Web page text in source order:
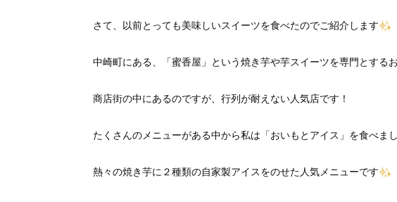
さて、以前とっても美味しいスイーツを食べたのでご紹介します
中崎町にある、「蜜香屋」という焼き芋や芋スイーツを専門とする
商店街の中にあるのですが、行列が耐えない人気店です！
たくさんのメニューがある中から私は「おいもとアイス」を食べま
熱々の焼き芋に２種類の自家製アイスをのせた人気メニューです